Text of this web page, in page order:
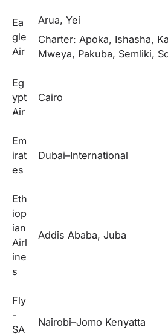
Ea
gle
Air
Arua, Yei
Charter: Apoka, Ishasha,
Mweya, Pakuba, Semliki,
Eg
ypt
Air
Cairo
Em
irat
es
Dubai–International
Eth
iop
ian
Airl
ine
s
Addis Ababa, Juba
Fly
-
SA
Nairobi–Jomo Kenyatta